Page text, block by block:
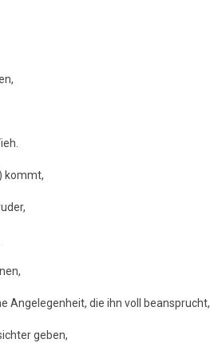
kommt,
Angelegenheit, die ihn voll beansprucht,
geben,